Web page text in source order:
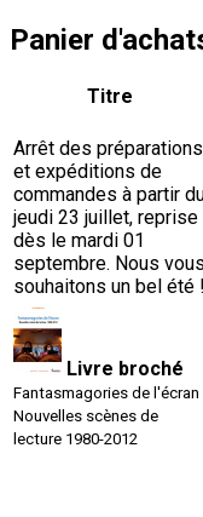
Panier
Arrêt des préparations
et expéditions de
commandes à partir
jeudi 23 juillet, reprise
dès le mardi 01
septembre. Nous vous
souhaitons un bel été !
Titre
Livre broché
Fantasmagories de l'écran
Nouvelles scènes de
lecture 1980-2012